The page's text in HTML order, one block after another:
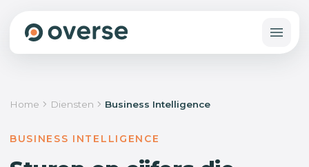
Home Diensten Business Intelligence
BUSINESS INTELLIGENCE